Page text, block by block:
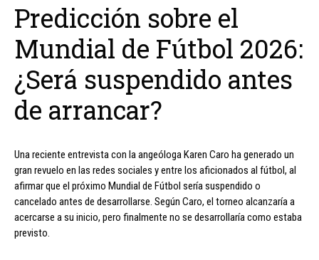
Predicción sobre el
Mundial de Fútbol 2026:
¿Será suspendido antes
de arrancar?
Una reciente entrevista con la angeóloga Karen Caro ha generado un
gran revuelo en las redes sociales y entre los aficionados al fútbol, al
afirmar que el próximo Mundial de Fútbol sería suspendido o
cancelado antes de desarrollarse. Según Caro, el torneo alcanzaría a
acercarse a su inicio, pero finalmente no se desarrollaría como estaba
previsto.